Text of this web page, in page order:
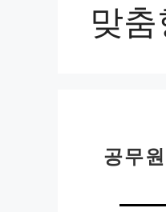
맞
공무